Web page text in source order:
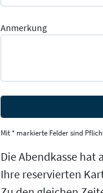
Anmerkung
Mit * markierte Felder sind
Die Abendkasse hat
Ihre reservierten